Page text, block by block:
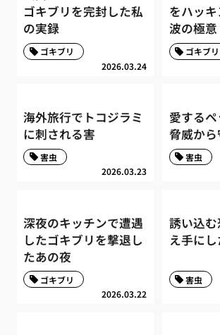
ゴキブリを完封した私
の実録
2026.03.24
ゴキブリ
をハッ
波の極意
ゴキブリ
海外旅行でトコジラミ
に刺される害
2026.03.23
害虫
愛する
脅威から
害虫
深夜のキッチンで遭遇
したゴキブリを撃退し
たあの夜
2026.03.22
ゴキブリ
誘い込
え手に
害虫